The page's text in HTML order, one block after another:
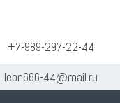
+7-989-297-22-44
leon666-44@mail.ru